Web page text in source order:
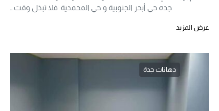
جده حي أبحر الجنوبية و حي المحمدية فلا تبذل وقت…
عرض المزيد
دهانات جدة